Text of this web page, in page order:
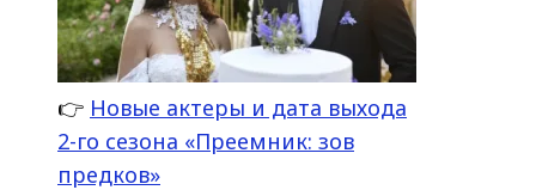
👉 Новые актеры и дата выхода
2-го сезона «Преемник: зов
предков»